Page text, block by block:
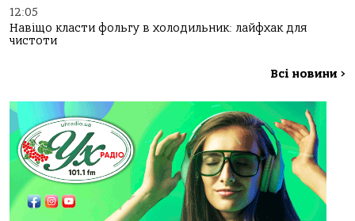
12:05
Навіщо класти фольгу в холодильник: лайфхак для
чистоти
Всі новини >